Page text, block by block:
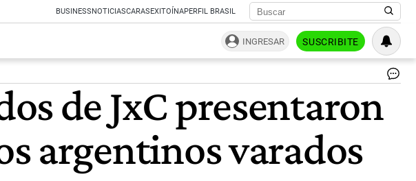
BUSINESSNOTICIASCARASEXITOÍNAPERFIL BRASIL
INGRESAR SUSCRIBITE
de JxC presentaron
argentinos varados